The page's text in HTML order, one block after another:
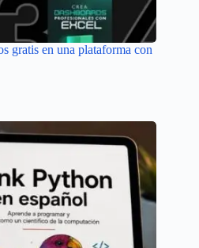
gratis en una plataforma con